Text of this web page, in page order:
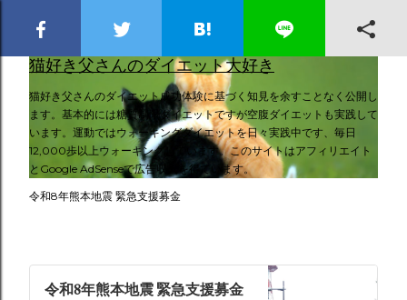
スキップしてメイン コンテンツに移動
猫好き父さんのダイエット大好き
猫好き父さんのダイエット成功体験に基づく知見を余すことなく公開し
ます。基本的には糖質制限ダイエットですが空腹ダイエットも実践して
います。運動ではウォーキングダイエットを日々実践中です、毎日
12,000歩以上ウォーキングしています。このサイトはアフィリエイト
とGoogle AdSenseで広告収入を得ています。
令和8年熊本地震 緊急支援募金
令和8年熊本地震 緊急支援募金